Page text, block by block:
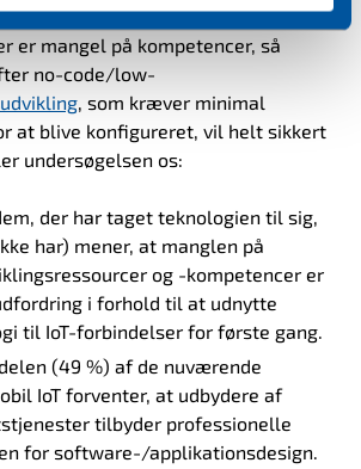
af deres investeringer
er mangel på kompetencer, så
no-code/low-
, som kræver minimal
at blive konfigureret, vil helt sikkert
undersøgelsen os:
der har taget teknologien til sig,
har) mener, at manglen på
og -kompetencer er
i forhold til at udnytte
til IoT-forbindelser for første gang.
(49 %) af de nuværende
IoT forventer, at udbydere af
tilbyder professionelle
for software-/applikationsdesign.